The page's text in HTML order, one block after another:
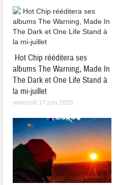
Hot Chip rééditera ses
albums The Warning, Made In
The Dark et One Life Stand à
la mi-juillet
mercredi 17 juin 2026